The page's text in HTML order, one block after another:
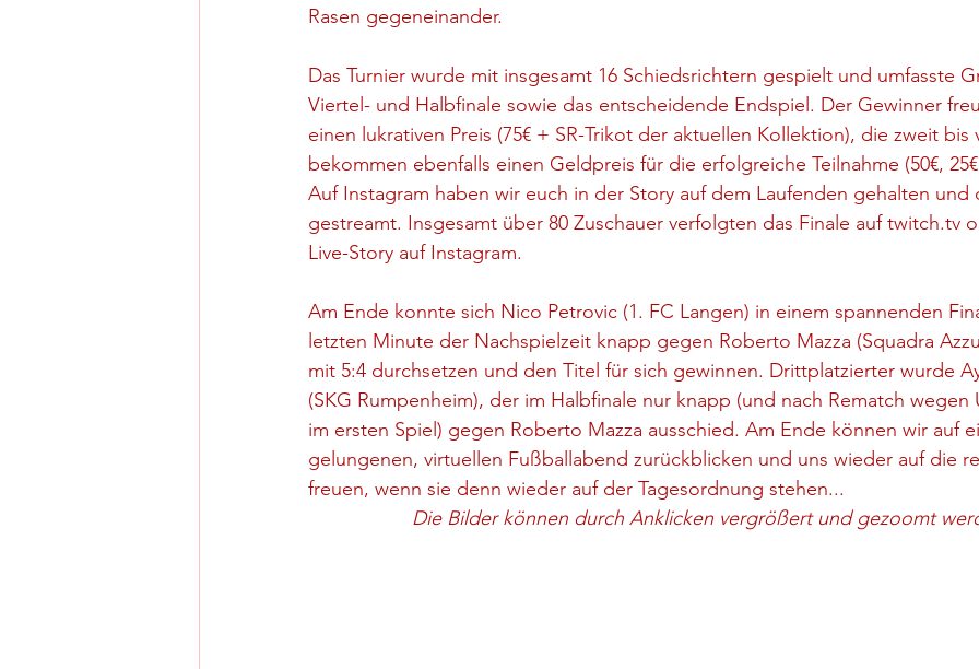
Rasen gegeneinander.
Das Turnier wurde mit insgesamt 16 Schiedsrichtern gespielt und umfasste
Viertel- und Halbfinale sowie das entscheidende Endspiel. Der Gewinner
einen lukrativen Preis (75€ + SR-Trikot der aktuellen Kollektion), die zweit
bekommen ebenfalls einen Geldpreis für die erfolgreiche Teilnahme (50€,
Auf Instagram haben wir euch in der Story auf dem Laufenden gehalten und
gestreamt. Insgesamt über 80 Zuschauer verfolgten das Finale auf twitch.tv
Live-Story auf Instagram.
Am Ende konnte sich Nico Petrovic (1. FC Langen) in einem spannenden
letzten Minute der Nachspielzeit knapp gegen Roberto Mazza (Squadra
mit 5:4 durchsetzen und den Titel für sich gewinnen. Drittplatzierter wurde
(SKG Rumpenheim), der im Halbfinale nur knapp (und nach Rematch
im ersten Spiel) gegen Roberto Mazza ausschied. Am Ende können wir auf
gelungenen, virtuellen Fußballabend zurückblicken und uns wieder auf die
freuen, wenn sie denn wieder auf der Tagesordnung stehen...
Die Bilder können durch Anklicken vergrößert und gezoomt